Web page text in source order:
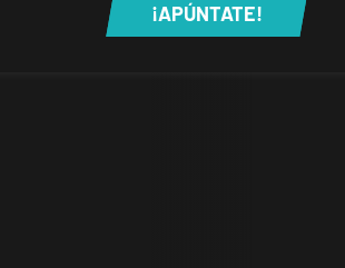
¡APÚNTATE!